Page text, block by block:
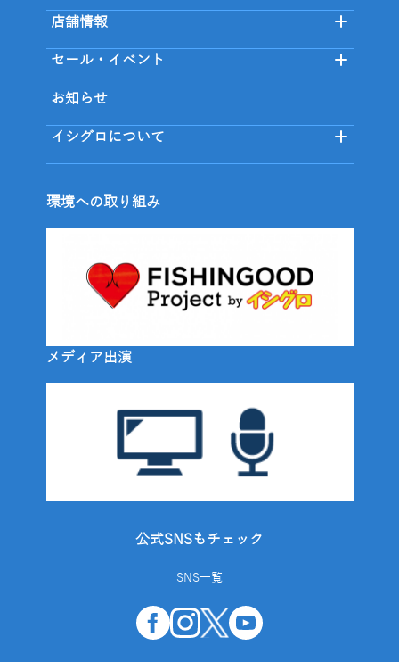
店舗情報
セール・イベント
お知らせ
イシグロについて
環境への取り組み
メディア出演
公式SNSもチェック
SNS一覧